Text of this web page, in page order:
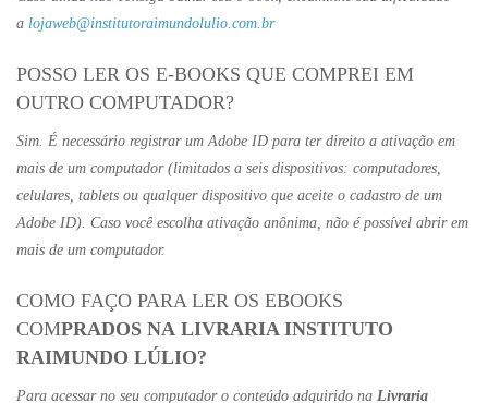
a lojaweb@institutoraimundolulio.com.br
POSSO LER OS E-BOOKS QUE COMPREI EM
OUTRO COMPUTADOR?
Sim. É necessário registrar um Adobe ID para ter direito a ativação em
mais de um computador (limitados a seis dispositivos: computadores,
celulares, tablets ou qualquer dispositivo que aceite o cadastro de um
Adobe ID). Caso você escolha ativação anônima, não é possível abrir em
mais de um computador.
COMO FAÇO PARA LER OS EBOOKS
COMPRADOS NA LIVRARIA INSTITUTO
RAIMUNDO LÚLIO?
Para acessar no seu computador o conteúdo adquirido na Livraria